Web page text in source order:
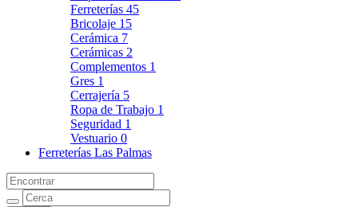
Ferreterías 45
Bricolaje 15
Cerámica 7
Cerámicas 2
Complementos 1
Gres 1
Cerrajería 5
Ropa de Trabajo 1
Seguridad 1
Vestuario 0
Ferreterías Las Palmas